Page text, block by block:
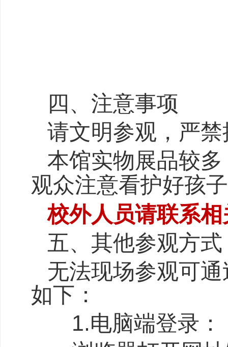
四、注意事项
请文明参观，严
本馆实物展品较
观众注意看护好孩
校外人员请联系
五、其他参观方式
无法现场参观可
如下：
1.电脑端登录：